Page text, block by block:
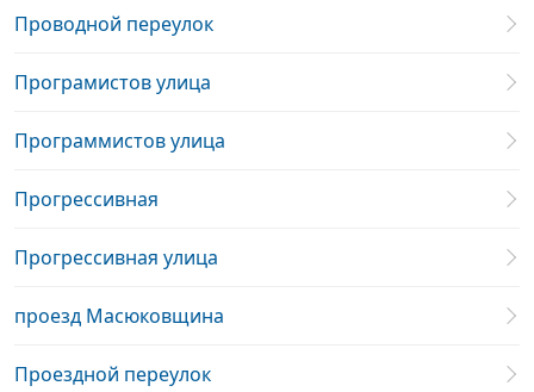
Проводной переулок
Програмистов улица
Программистов улица
Прогрессивная
Прогрессивная улица
проезд Масюковщина
Проездной переулок